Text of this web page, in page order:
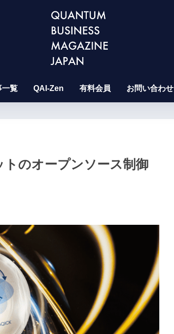
一覧 QAI-Zen 有料会員 お問い合わせ
のオープンソース制御